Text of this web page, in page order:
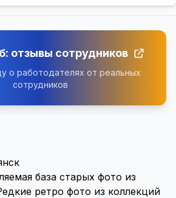
отзывы сотрудников
о работодателях от реальных
сотрудников
база старых фото из
ретро фото из коллекций